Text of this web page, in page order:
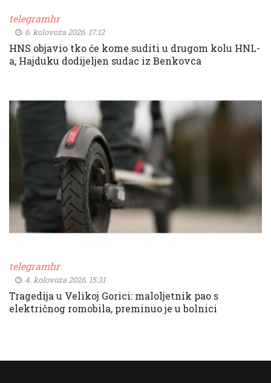
telegramhr
6. kolovoza 2026. 17:12
HNS objavio tko će kome suditi u drugom kolu HNL-
a, Hajduku dodijeljen sudac iz Benkovca
telegramhr
4. kolovoza 2026. 15:31
Tragedija u Velikoj Gorici: maloljetnik pao s
električnog romobila, preminuo je u bolnici